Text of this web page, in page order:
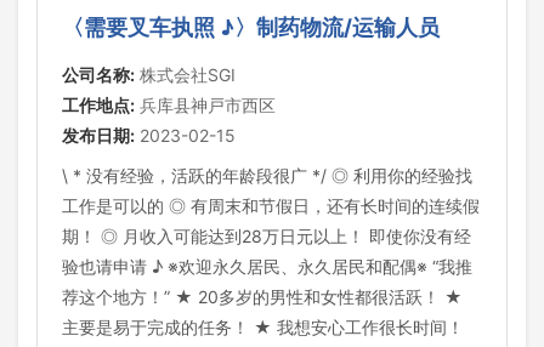
〈需要叉车执照 ♪〉制药物流/运输人员
公司名称: 株式会社SGI
工作地点: 兵库县神戸市西区
发布日期: 2023-02-15
\ * 没有经验，活跃的年龄段很广 */ ◎ 利用你的经验找
工作是可以的 ◎ 有周末和节假日，还有长时间的连续假
期！ ◎ 月收入可能达到28万日元以上！ 即使你没有经
验也请申请 ♪ ※欢迎永久居民、永久居民和配偶※ “我推
荐这个地方！” ★ 20多岁的男性和女性都很活跃！ ★
主要是易于完成的任务！ ★ 我想安心工作很长时间！